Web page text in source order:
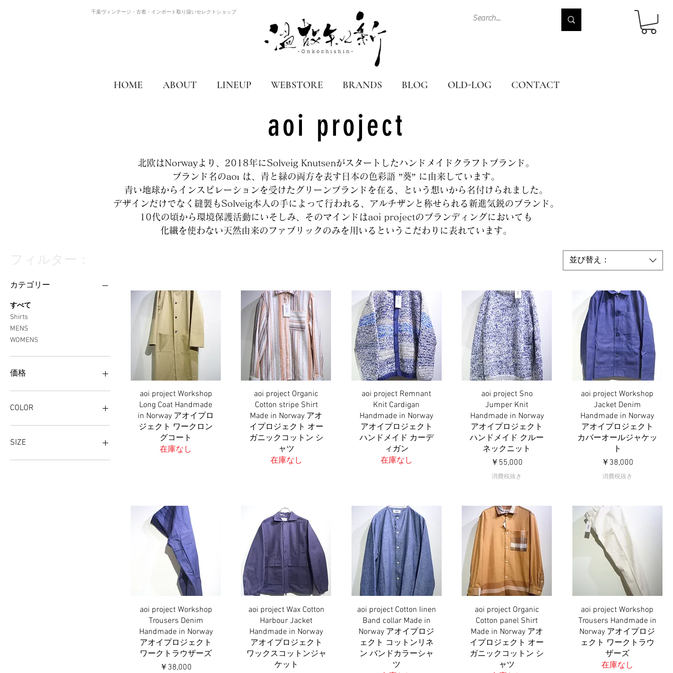
千葉ヴィンテージ・古着・インポート取り扱いセレクトショップ
HOME ABOUT LINEUP WEBSTORE BRANDS BLOG OLD-LOG CONTACT
aoi project
北欧はNorwayより、2018年にSolveig Knutsenがスタートしたハンドメイドクラフトブランド。
ブランド名のaoı は、青と緑の両方を表す日本の色彩語 ”葵” に由来しています。
青い地球からインスピレーションを受けたグリーンブランドを在る、という想いから名付けられました。
デザインだけでなく縫製もSolveig本人の手によって行われる、アルチザンと称せられる新進気鋭のブランド。
10代の頃から環境保護活動にいそしみ、そのマインドはaoi projectのブランディングにおいても
化繊を使わない天然由来のファブリックのみを用いるというこだわりに表れています。
カテゴリー
すべて
Shirts
MENS
WOMENS
価格
COLOR
SIZE
L
並び替え：
クイックビュー
aoi project Workshop
Long Coat Handmade
in Norway アオイプロ
ジェクト ワークロン
グコート
在庫なし
クイックビュー
aoi project Organic
Cotton stripe Shirt
Made in Norway アオ
イプロジェクト オー
ガニックコットン シ
ャツ
在庫なし
クイックビュー
aoi project Remnant
Knit Cardigan
Handmade in Norway
アオイプロジェクト
ハンドメイド カーデ
ィガン
在庫なし
クイックビュー
aoi project Sno
Jumper Knit
Handmade in Norway
アオイプロジェクト
ハンドメイド クルー
ネックニット
価格
￥55,000
消費税抜き
クイックビュー
aoi project Workshop
Jacket Denim
Handmade in Norway
アオイプロジェクト
カバーオールジャケッ
ト
価格
￥38,000
消費税抜き
クイックビュー
aoi project Workshop
Trousers Denim
Handmade in Norway
アオイプロジェクト
ワークトラウザーズ
価格
￥38,000
クイックビュー
aoi project Wax Cotton
Harbour Jacket
Handmade in Norway
アオイプロジェクト
ワックスコットンジャ
ケット
クイックビュー
aoi project Cotton Iinen
Band collar Made in
Norway アオイプロジ
ェクト コットンリネ
ン バンドカラーシャ
ツ
クイックビュー
aoi project Organic
Cotton panel Shirt
Made in Norway アオ
イプロジェクト オー
ガニックコットン シ
ャツ
クイックビュー
aoi project Workshop
Trousers Handmade in
Norway アオイプロジ
ェクト ワークトラウ
ザーズ
在庫なし